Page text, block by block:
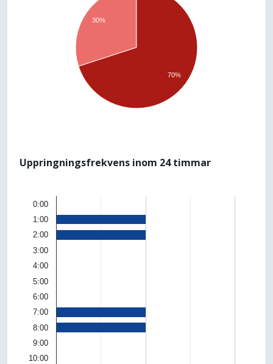
30%
70%
Uppringningsfrekvens inom 24 timmar
0:00
1:00
2:00
3:00
4:00
5:00
6:00
7:00
8:00
9:00
10:00